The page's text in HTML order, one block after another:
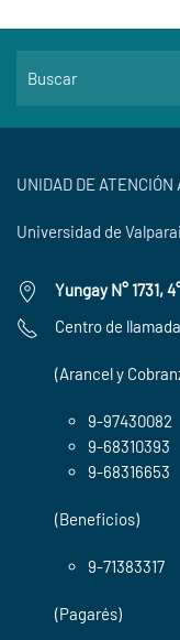
UNIDAD DE
Universidad de
Yungay N° 1731,
Centro de
(Arancel y
9-97430082
9-68310393
9-68316653
(Beneficios)
9-71383317
(Pagarés)